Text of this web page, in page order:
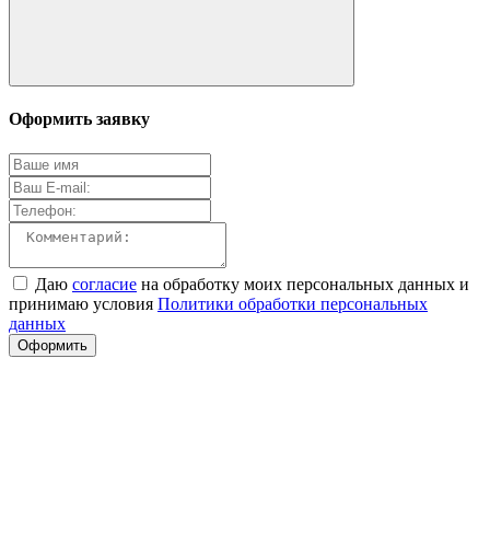
Оформить заявку
Даю согласие на обработку моих персональных данных и
принимаю условия Политики обработки персональных
данных
Оформить